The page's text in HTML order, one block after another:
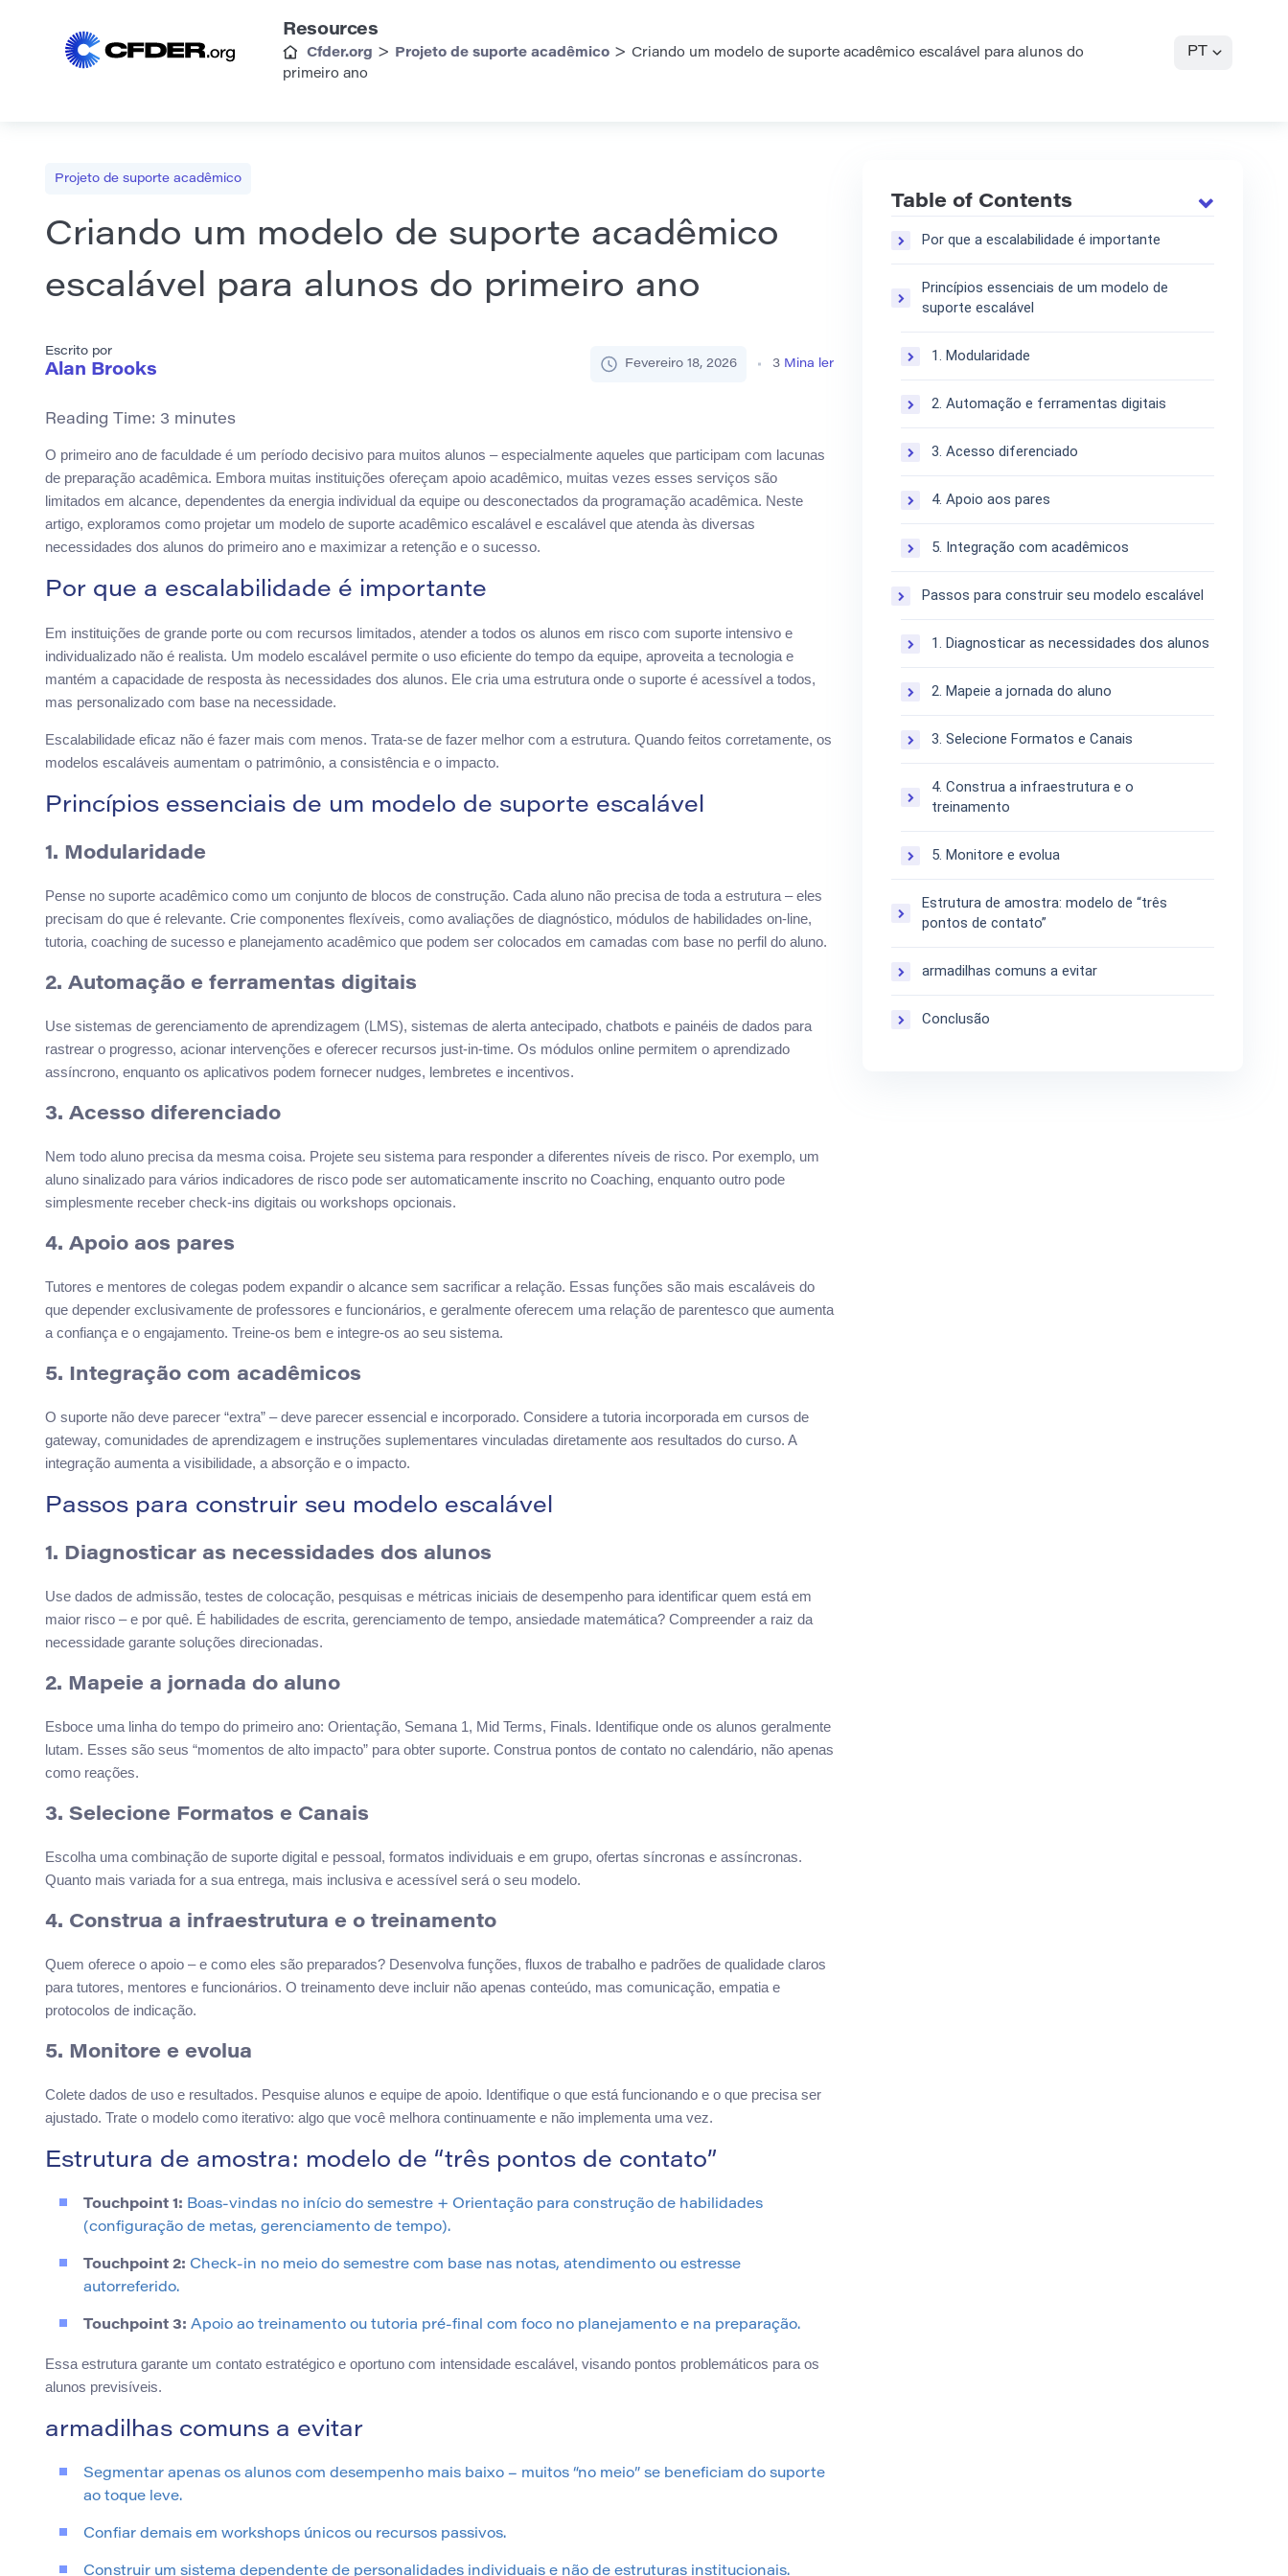
Resources
Cfder.org > Projeto de suporte acadêmico > Criando um modelo de suporte acadêmico escalável para alunos do
primeiro ano
PT
Projeto de suporte acadêmico
Criando um modelo de suporte acadêmico
escalável para alunos do primeiro ano
Escrito por
Alan Brooks Fevereiro 18, 2026 3 Mina ler
Reading Time: 3 minutes
O primeiro ano de faculdade é um período decisivo para muitos alunos – especialmente aqueles que participam com lacunas
de preparação acadêmica. Embora muitas instituições ofereçam apoio acadêmico, muitas vezes esses serviços são
limitados em alcance, dependentes da energia individual da equipe ou desconectados da programação acadêmica. Neste
artigo, exploramos como projetar um modelo de suporte acadêmico escalável e escalável que atenda às diversas
necessidades dos alunos do primeiro ano e maximizar a retenção e o sucesso.
Por que a escalabilidade é importante
Em instituições de grande porte ou com recursos limitados, atender a todos os alunos em risco com suporte intensivo e
individualizado não é realista. Um modelo escalável permite o uso eficiente do tempo da equipe, aproveita a tecnologia e
mantém a capacidade de resposta às necessidades dos alunos. Ele cria uma estrutura onde o suporte é acessível a todos,
mas personalizado com base na necessidade.
Escalabilidade eficaz não é fazer mais com menos. Trata-se de fazer melhor com a estrutura. Quando feitos corretamente, os
modelos escaláveis aumentam o patrimônio, a consistência e o impacto.
Princípios essenciais de um modelo de suporte escalável
1. Modularidade
Pense no suporte acadêmico como um conjunto de blocos de construção. Cada aluno não precisa de toda a estrutura – eles
precisam do que é relevante. Crie componentes flexíveis, como avaliações de diagnóstico, módulos de habilidades on-line,
tutoria, coaching de sucesso e planejamento acadêmico que podem ser colocados em camadas com base no perfil do aluno.
2. Automação e ferramentas digitais
Use sistemas de gerenciamento de aprendizagem (LMS), sistemas de alerta antecipado, chatbots e painéis de dados para
rastrear o progresso, acionar intervenções e oferecer recursos just-in-time. Os módulos online permitem o aprendizado
assíncrono, enquanto os aplicativos podem fornecer nudges, lembretes e incentivos.
3. Acesso diferenciado
Nem todo aluno precisa da mesma coisa. Projete seu sistema para responder a diferentes níveis de risco. Por exemplo, um
aluno sinalizado para vários indicadores de risco pode ser automaticamente inscrito no Coaching, enquanto outro pode
simplesmente receber check-ins digitais ou workshops opcionais.
4. Apoio aos pares
Tutores e mentores de colegas podem expandir o alcance sem sacrificar a relação. Essas funções são mais escaláveis do
que depender exclusivamente de professores e funcionários, e geralmente oferecem uma relação de parentesco que aumenta
a confiança e o engajamento. Treine-os bem e integre-os ao seu sistema.
5. Integração com acadêmicos
O suporte não deve parecer “extra” – deve parecer essencial e incorporado. Considere a tutoria incorporada em cursos de
gateway, comunidades de aprendizagem e instruções suplementares vinculadas diretamente aos resultados do curso. A
integração aumenta a visibilidade, a absorção e o impacto.
Passos para construir seu modelo escalável
1. Diagnosticar as necessidades dos alunos
Use dados de admissão, testes de colocação, pesquisas e métricas iniciais de desempenho para identificar quem está em
maior risco – e por quê. É habilidades de escrita, gerenciamento de tempo, ansiedade matemática? Compreender a raiz da
necessidade garante soluções direcionadas.
2. Mapeie a jornada do aluno
Esboce uma linha do tempo do primeiro ano: Orientação, Semana 1, Mid Terms, Finals. Identifique onde os alunos geralmente
lutam. Esses são seus “momentos de alto impacto” para obter suporte. Construa pontos de contato no calendário, não apenas
como reações.
3. Selecione Formatos e Canais
Escolha uma combinação de suporte digital e pessoal, formatos individuais e em grupo, ofertas síncronas e assíncronas.
Quanto mais variada for a sua entrega, mais inclusiva e acessível será o seu modelo.
4. Construa a infraestrutura e o treinamento
Quem oferece o apoio – e como eles são preparados? Desenvolva funções, fluxos de trabalho e padrões de qualidade claros
para tutores, mentores e funcionários. O treinamento deve incluir não apenas conteúdo, mas comunicação, empatia e
protocolos de indicação.
5. Monitore e evolua
Colete dados de uso e resultados. Pesquise alunos e equipe de apoio. Identifique o que está funcionando e o que precisa ser
ajustado. Trate o modelo como iterativo: algo que você melhora continuamente e não implementa uma vez.
Estrutura de amostra: modelo de “três pontos de contato”
Touchpoint 1: Boas-vindas no início do semestre + Orientação para construção de habilidades
(configuração de metas, gerenciamento de tempo).
Touchpoint 2: Check-in no meio do semestre com base nas notas, atendimento ou estresse
autorreferido.
Touchpoint 3: Apoio ao treinamento ou tutoria pré-final com foco no planejamento e na preparação.
Essa estrutura garante um contato estratégico e oportuno com intensidade escalável, visando pontos problemáticos para os
alunos previsíveis.
armadilhas comuns a evitar
Segmentar apenas os alunos com desempenho mais baixo – muitos “no meio” se beneficiam do suporte
ao toque leve.
Confiar demais em workshops únicos ou recursos passivos.
Construir um sistema dependente de personalidades individuais e não de estruturas institucionais.
Table of Contents
Por que a escalabilidade é importante
Princípios essenciais de um modelo de
suporte escalável
1. Modularidade
2. Automação e ferramentas digitais
3. Acesso diferenciado
4. Apoio aos pares
5. Integração com acadêmicos
Passos para construir seu modelo escalável
1. Diagnosticar as necessidades dos alunos
2. Mapeie a jornada do aluno
3. Selecione Formatos e Canais
4. Construa a infraestrutura e o
treinamento
5. Monitore e evolua
Estrutura de amostra: modelo de “três
pontos de contato”
armadilhas comuns a evitar
Conclusão